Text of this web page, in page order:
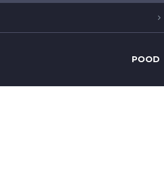
POOD